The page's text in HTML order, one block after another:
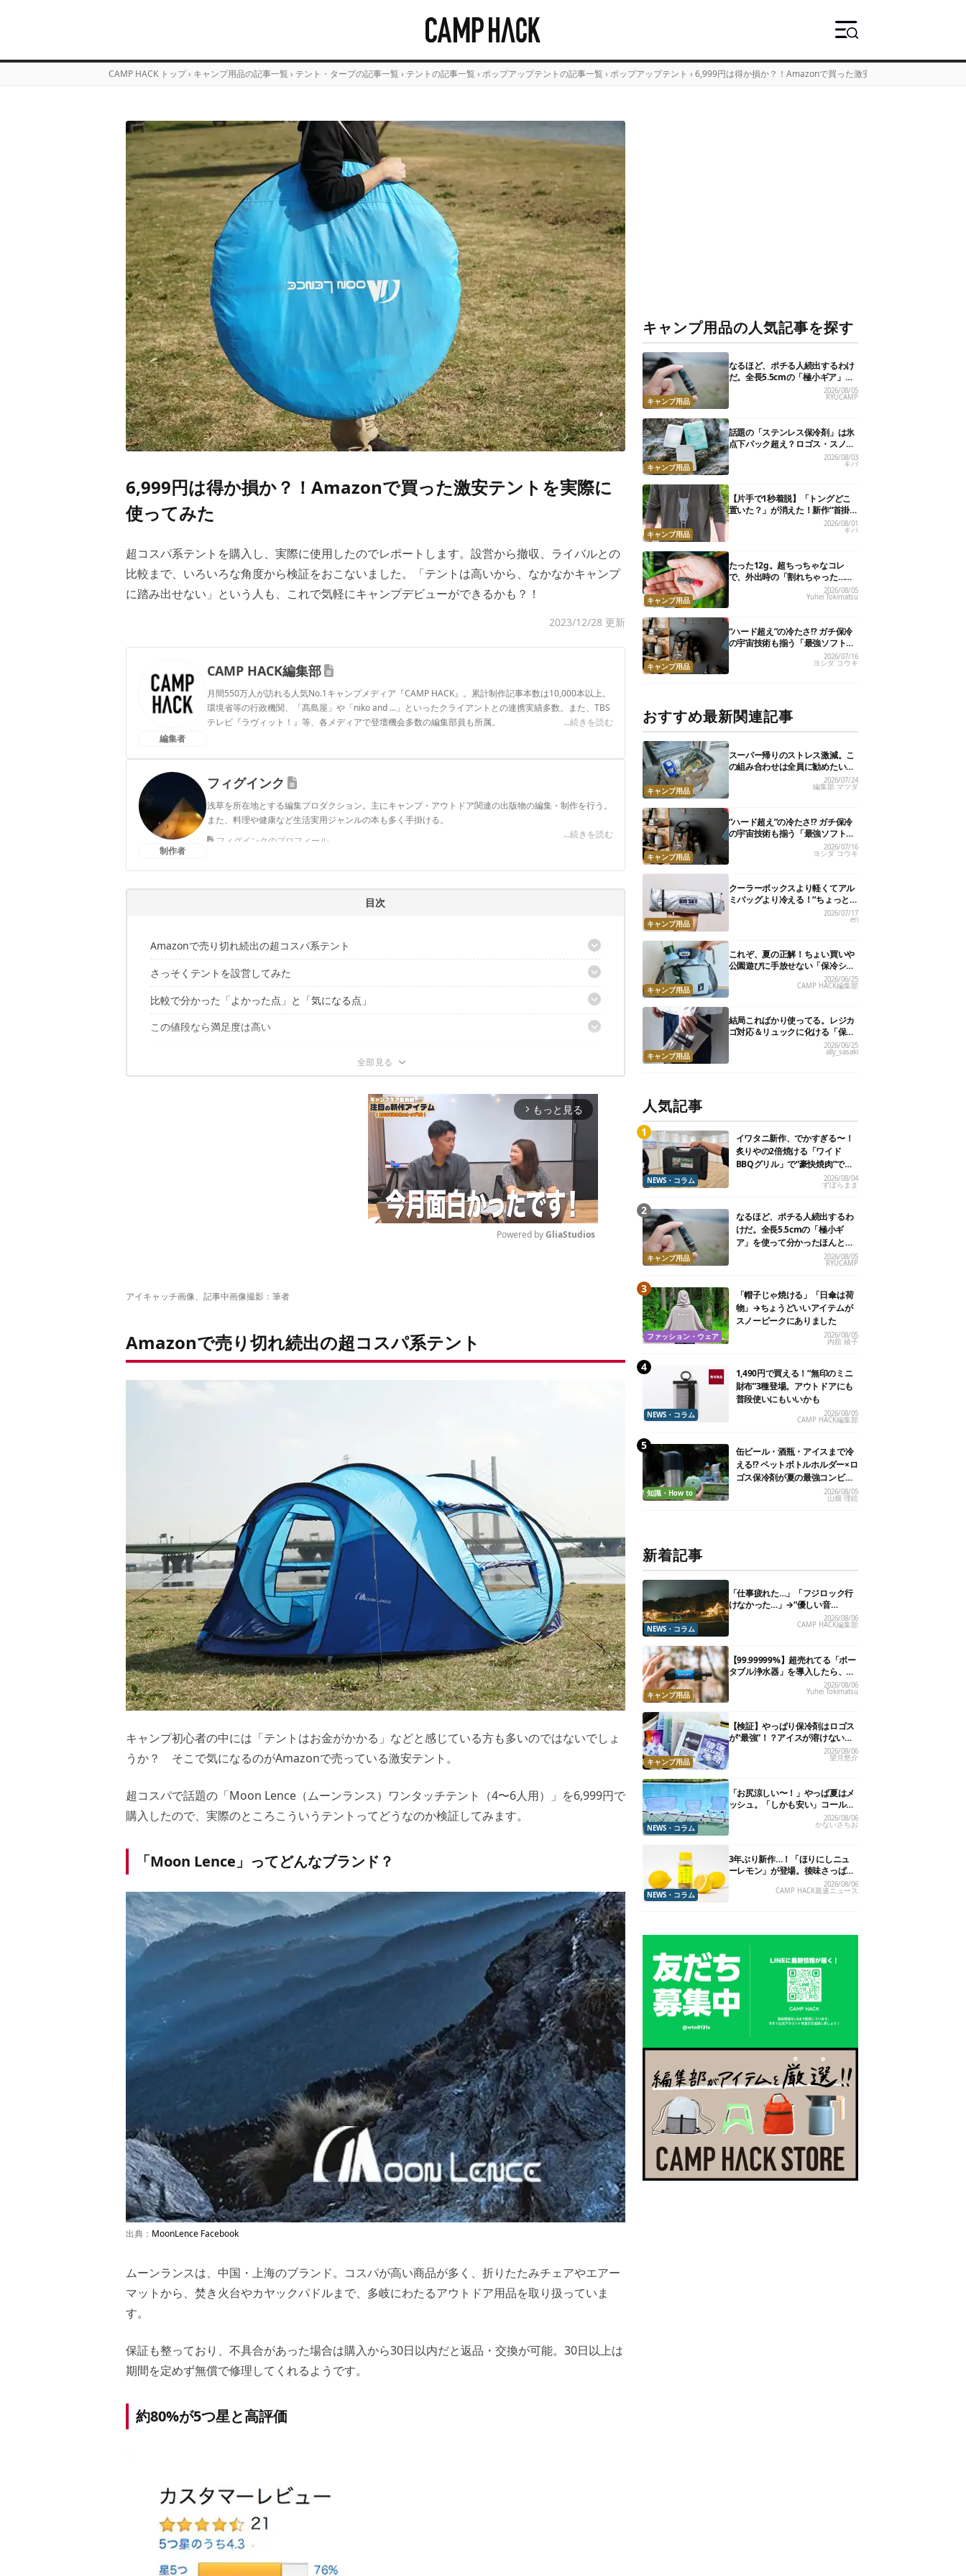
CAMP HACK トップ › キャンプ用品の記事一覧 › テント・タープの記事一覧 › テントの記事一覧 › ポップアップテントの記事一覧 › ポップアップテント › 6,999円は得か損か？！Amazonで買った激安テントを実際に使って
6,999円は得か損か？！Amazonで買った激安テントを実際に
使ってみた
超コスパ系テントを購入し、実際に使用したのでレポートします。設営から撤収、ライバルとの
比較まで、いろいろな角度から検証をおこないました。「テントは高いから、なかなかキャンプ
に踏み出せない」という人も、これで気軽にキャンプデビューができるかも？！
2023/12/28 更新
編集者
CAMP HACK編集部
月間550万人が訪れる人気No.1キャンプメディア『CAMP HACK』。累計制作記事本数は10,000本以上。
環境省等の行政機関、「髙島屋」や「niko and ...」といったクライアントとの連携実績多数。また、TBS
テレビ『ラヴィット！』等、各メディアで登壇機会多数の編集部員も所属。
...続きを読む
制作者
フィグインク
浅草を所在地とする編集プロダクション。主にキャンプ・アウトドア関連の出版物の編集・制作を行う。
また、料理や健康など生活実用ジャンルの本も多く手掛ける。
...続きを読む
フィグインクのプロフィール
目次
Amazonで売り切れ続出の超コスパ系テント
「Moon Lence」ってどんなブランド？
さっそくテントを設営してみた
中身はこちら
ホントに簡単すぎた設営
片づけも、慣れれば簡単
比較で分かった「よかった点」と「気になる点」
ファミリーにちょうどいい広さ
収納は少し場所をとる
この値段なら満足度は高い
クレジットカードからチャージする場合(プライム会員限定)
arrow_forward_ios もっと見る
Powered by GliaStudios
アイキャッチ画像、記事中画像撮影：筆者
Amazonで売り切れ続出の超コスパ系テント
キャンプ初心者の中には「テントはお金がかかる」などと感じている方も多いのではないでしょ
うか？ そこで気になるのがAmazonで売っている激安テント。
超コスパで話題の「Moon Lence（ムーンランス）ワンタッチテント（4〜6人用）」を6,999円で
購入したので、実際のところこういうテントってどうなのか検証してみます。
「Moon Lence」ってどんなブランド？
出典： MoonLence Facebook
ムーンランスは、中国・上海のブランド。コスパが高い商品が多く、折りたたみチェアやエアー
マットから、焚き火台やカヤックパドルまで、多岐にわたるアウトドア用品を取り扱っていま
す。
保証も整っており、不具合があった場合は購入から30日以内だと返品・交換が可能。30日以上は
期間を定めず無償で修理してくれるようです。
約80%が5つ星と高評価
キャンプ用品の人気記事を探す
キャンプ用品
なるほど、ポチる人続出するわけ
だ。全長5.5cmの「極小ギア」を
使って分かったほんとの魅力2026/08/05
RYUCAMP
キャンプ用品
話題の「ステンレス保冷剤」は氷
点下パック超え？ロゴス・スノー
ピーク・爆売れノーブランド品を
比べてみた
2026/08/03
キバ
キャンプ用品
【片手で1秒着脱】「トングどこ
置いた？」が消えた！新作“首掛
けトング”、男心くすぐるギミッ
2026/08/01
キバ
キャンプ用品
たった12g。超ちっちゃなコレ
で、外出時の「割れちゃった…」
2026/08/05
Yuhei Tokimatsu
キャンプ用品
“ハード超え”の冷たさ!? ガチ保冷
の宇宙技術も揃う「最強ソフトク
ーラー」17選
2026/07/16
ヨシダ コウキ
おすすめ最新関連記事
キャンプ用品
スーパー帰りのストレス激減。こ
の組み合わせは全員に勧めたい
【編集部のリアル購入品】2026/07/24
編集部 マツダ
キャンプ用品
“ハード超え”の冷たさ!? ガチ保冷
の宇宙技術も揃う「最強ソフトク
ーラー」17選
2026/07/16
ヨシダ コウキ
キャンプ用品
クーラーボックスより軽くてアル
ミバッグより冷える！“ちょっと
の保冷”に大活躍の軽量バッグ7選
2026/07/17
eri
キャンプ用品
これぞ、夏の正解！ちょい買いや
公園遊びに手放せない「保冷ショ
2026/06/25
CAMP HACK編集部
キャンプ用品
結局こればかり使ってる。レジカ
ゴ対応＆リュックに化ける「保冷
2026/06/25
ally_sasaki
人気記事
NEWS・コラム
イワタニ新作、でかすぎる〜！
炙りやの2倍焼ける「ワイド
BBQグリル」で“豪快焼肉”でき
2026/08/04
ずぼらまま
キャンプ用品
なるほど、ポチる人続出するわ
けだ。全長5.5cmの「極小ギ
ア」を使って分かったほんとの
2026/08/05
RYUCAMP
ファッション・ウェア
「帽子じゃ焼ける」「日傘は荷
物」→ちょうどいいアイテムが
スノーピークにありました
2026/08/05
内舘 綾子
NEWS・コラム
1,490円で買える！“無印のミニ
財布”3種登場。アウトドアにも
普段使いにもいいかも
2026/08/05
CAMP HACK編集部
知識・How to
缶ビール・酒瓶・アイスまで冷
える!? ペットボトルホルダー×ロ
ゴス保冷剤が夏の最強コンビだ
2026/08/05
山畑 理絵
新着記事
NEWS・コラム
「仕事疲れた…」「フジロック行
けなかった…」→“優しい音
楽”と“大きな自然”で治癒。まだ間
2026/08/06
CAMP HACK編集部
キャンプ用品
【99.99999%】超売れてる「ポー
タブル浄水器」を導入したら、防
災が明確に自分ごと化した2026/08/06
Yuhei Tokimatsu
キャンプ用品
【検証】やっぱり保冷剤はロゴス
が“最強”！？アイスが溶けないっ
2026/08/06
望月悠介
NEWS・コラム
「お尻涼しい〜！」やっぱ夏はメ
ッシュ。「しかも安い」コールマ
ン今年の新作は、カラーもさわや
かです
2026/08/06
かないさちお
NEWS・コラム
3年ぶり新作…！「ほりにしニュ
ーレモン」が登場。後味さっぱり
の万能スパイス！【8月21日発
2026/08/06
CAMP HACK最速ニュース